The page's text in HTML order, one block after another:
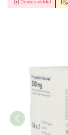
Geneesmiddel